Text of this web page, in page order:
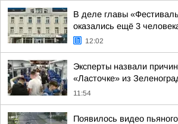
В деле главы
оказались ещё 3
12:02
Эксперты назвали
«Ласточке» из
11:54
Появилось видео